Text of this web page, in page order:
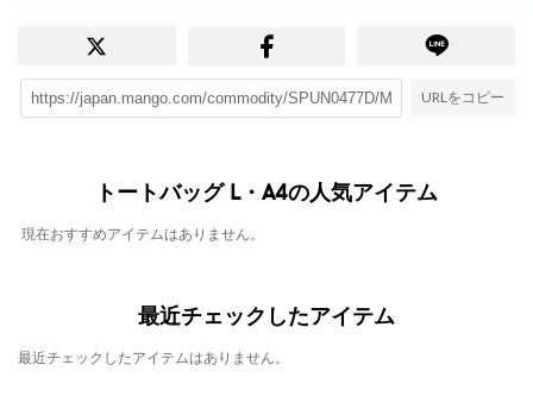
URLをコピー
トートバッグ L・A4の人気アイテム
現在おすすめアイテムはありません。
最近チェックしたアイテム
最近チェックしたアイテムはありません。